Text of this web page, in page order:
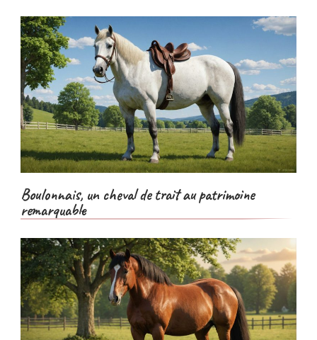
Boulonnais, un cheval de trait au patrimoine
remarquable